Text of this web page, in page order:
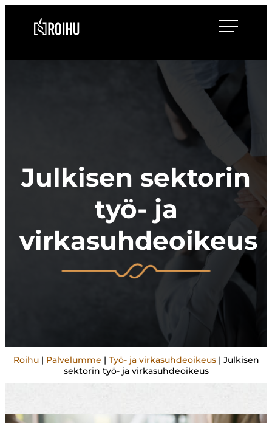
suoraanRoihulaw
Julkisen sektorin
työ- ja
virkasuhdeoikeus
Roihu| Palvelumme | Työ- ja virkasuhdeoikeus| Julkisen
sektorin työ- ja virkasuhdeoikeus